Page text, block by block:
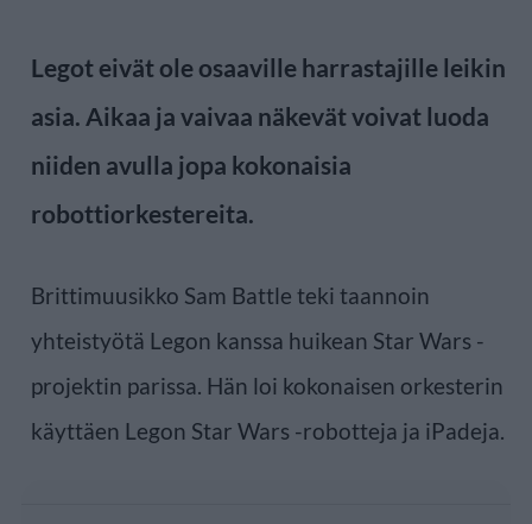
Legot eivät ole osaaville harrastajille leikin
asia. Aikaa ja vaivaa näkevät voivat luoda
niiden avulla jopa kokonaisia
robottiorkestereita.
Brittimuusikko Sam Battle teki taannoin
yhteistyötä Legon kanssa huikean Star Wars -
projektin parissa. Hän loi kokonaisen orkesterin
käyttäen Legon Star Wars -robotteja ja iPadeja.